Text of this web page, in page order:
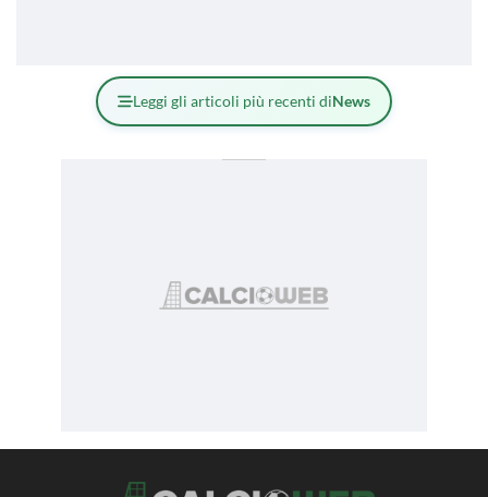
Leggi gli articoli più recenti diNews